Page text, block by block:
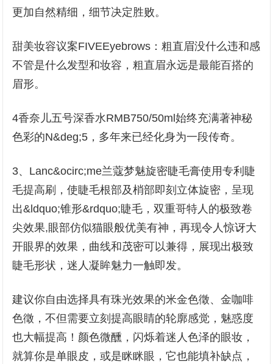
更加自然精细，细节决定胜败。
甜美妆容议案FIVEEyebrows：粗直眉没什么违和感
不管是什么发型和妆容，粗直眉永远是最能百搭的
眉形。
4香奈儿五号深香水RMB750/50ml始终充满著神秘
色彩的N&deg;5，多年来已经化身为一段传奇。
3、Lanc&ocirc;me兰蔻梦魅旋密睫毛膏使用专利睫
毛提高刷，使睫毛根部及梢部即刻立体旋密，呈现
出&ldquo;锥形&rdquo;睫毛，双重哥特人的极致卷
尖效果,眼部仿似猫眼般优美有神，再现令人惊讶大
开眼界的效果，曲线和茂密可以兼得，展现出极致
睫毛形状，迷人凝眸魅力一触即发。
建议你自由选择具有珠光效果的米金色徵、金咖啡
色徵，不但需要立刻提高眼睛的轮廓感觉，魅惑度
也大幅提高！颜色微醺，闪烁着迷人色泽的眼妆，
就算你是单眼皮，或是眯眯眼，它也能填补缺点，